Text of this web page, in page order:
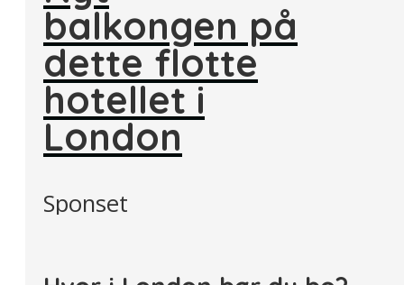
balkongen på
dette flotte
hotellet i
London
Sponset